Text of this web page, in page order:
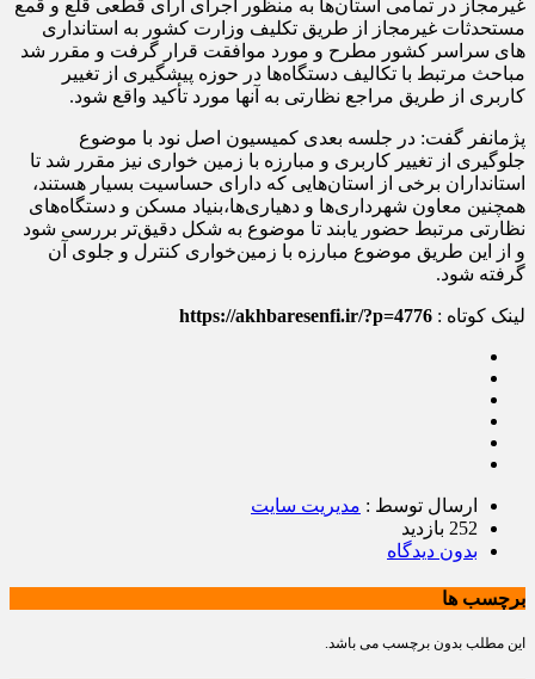
غیرمجاز در تمامی استان‌ها به منظور اجرای آرای قطعی قلع و قمع
مستحدثات غیرمجاز از طریق تکلیف وزارت کشور به استانداری
های سراسر کشور مطرح و مورد موافقت قرار گرفت و مقرر شد
مباحث مرتبط با تکالیف دستگاه‌ها در حوزه پیشگیری از تغییر
کاربری از طریق مراجع نظارتی به آنها مورد تأکید واقع شود.
پژمانفر گفت: در جلسه بعدی کمیسیون اصل نود با موضوع
جلوگیری از تغییر کاربری و مبارزه با زمین خواری نیز مقرر شد تا
استانداران برخی از استان‌هایی که دارای حساسیت بسیار هستند،
همچنین معاون شهرداری‌ها و دهیاری‌ها،بنیاد مسکن و دستگاه‌های
نظارتی مرتبط حضور یابند تا موضوع به شکل دقیق‌تر بررسی شود
و از این طریق موضوع مبارزه با زمین‌خواری کنترل و جلوی آن
گرفته شود.
لینک کوتاه : https://akhbaresenfi.ir/?p=4776
ارسال توسط : مدیریت سایت
252 بازدید
بدون دیدگاه
برچسب ها
این مطلب بدون برچسب می باشد.